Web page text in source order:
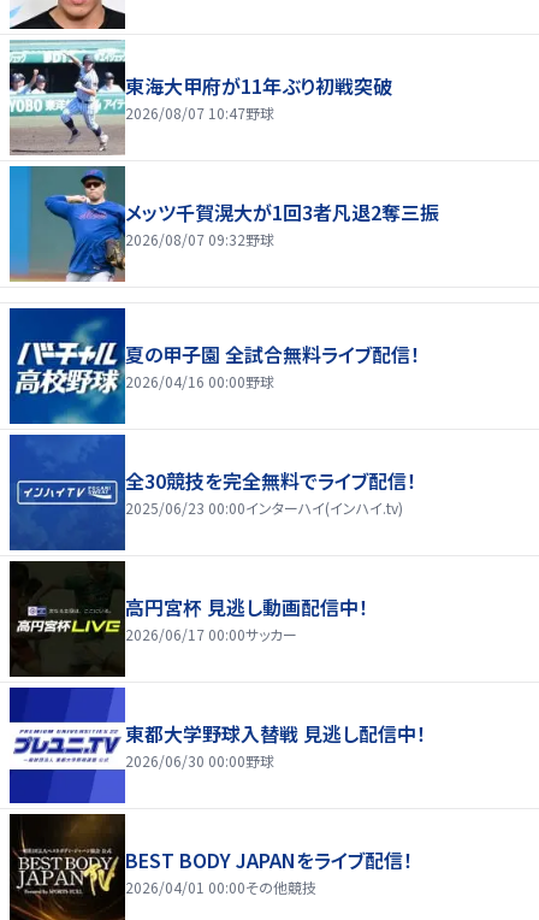
東海大甲府が11年ぶり初戦突破
2026/08/07 10:47野球
メッツ千賀滉大が1回3者凡退2奪三振
2026/08/07 09:32野球
夏の甲子園 全試合無料ライブ配信！
2026/04/16 00:00野球
全30競技を完全無料でライブ配信！
2025/06/23 00:00インターハイ(インハイ.tv)
高円宮杯 見逃し動画配信中！
2026/06/17 00:00サッカー
東都大学野球入替戦 見逃し配信中！
2026/06/30 00:00野球
BEST BODY JAPANをライブ配信！
2026/04/01 00:00その他競技